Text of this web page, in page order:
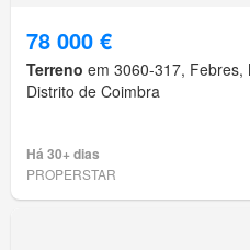
78 000 €
Terreno em 3060-317, Febres,
Distrito de Coimbra
Há 30+ dias
PROPERSTAR